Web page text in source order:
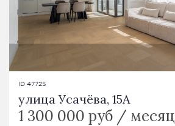
ID 47725
улица Усачёва, 15A
1 300 000 руб / месяц